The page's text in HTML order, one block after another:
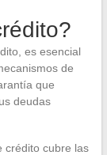
es esencial
de
que
deudas
crédito cubre las